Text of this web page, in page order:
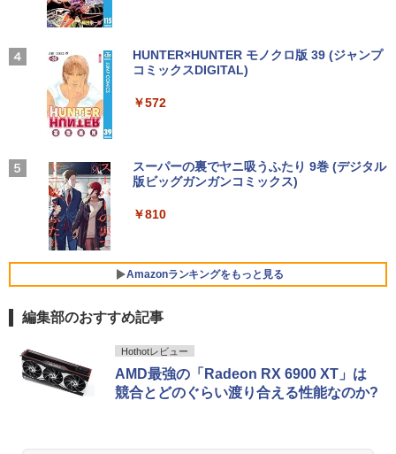
楽譜 吹奏楽J−POP 好きすぎて滅！〔Gra
料】
転生冒険譚〜/ 20 【電子書籍】[ KAKER
￥792
【2026年アップグレード版】AOKIMI ワイヤ
レスイヤホン bluetooth イヤホン V12 小型
るーとゅーす コードレス ENCノイズキャン
￥2,599
￥3,480
On My Road (Stadium ver.)
BUGS LIFE
by Amazon 炭酸水 ラベルレス 500ml ×24本
art Basic)
コカ・コーラ やかんの麦茶 from 爽健美茶 ラ
HUNTER×HUNTER モノクロ版 39 (ジャンプ
コミックスDIGITAL)
￥572
スーパーの裏でヤニ吸うふたり 9巻 (デジタル
版ビッグガンガンコミックス)
￥810
Amazonランキングをもっと見る
編集部のおすすめ記事
Hothotレビュー
AMD最強の「Radeon RX 6900 XT」は
競合とどのぐらい渡り合える性能なのか?